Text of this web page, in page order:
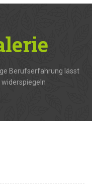
Berufserfahrung lässt